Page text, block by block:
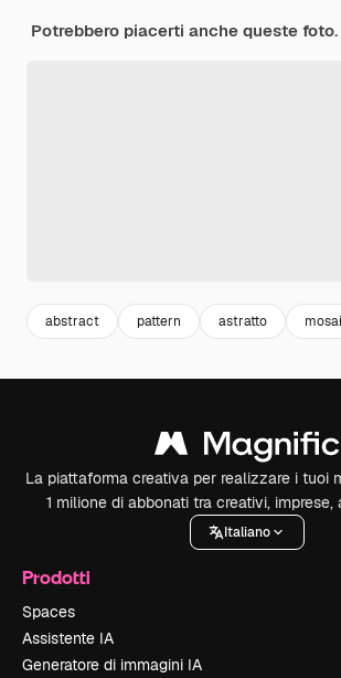
Potrebbero piacerti anche queste foto.
abstract pattern astratto
La piattaforma creativa per realizzare i tuoi
1 milione di abbonati tra creativi, imprese,
Italiano
Prodotti
Spaces
Assistente IA
Generatore di immagini IA